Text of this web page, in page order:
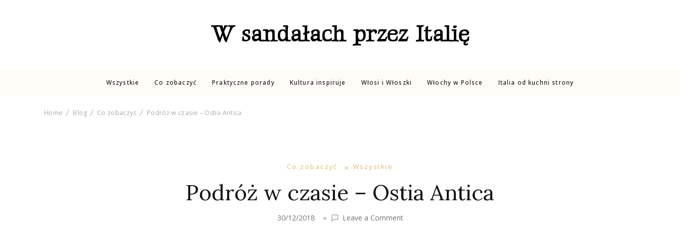
W sandałach przez Italię
Wszystkie Co zobaczyć Praktyczne porady Kultura inspiruje Włosi i Włoszki Włochy w Polsce Italia od kuchni strony
Home Blog Co zobaczyć Podróż w czasie – Ostia Antica
Co zobaczyć Wszystkie
Podróż w czasie – Ostia Antica
30/12/2018 Leave a Commenton